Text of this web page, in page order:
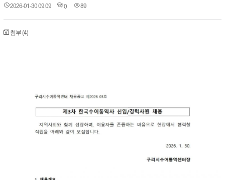
2026-01-30 09:09 0 89
첨부 (4)